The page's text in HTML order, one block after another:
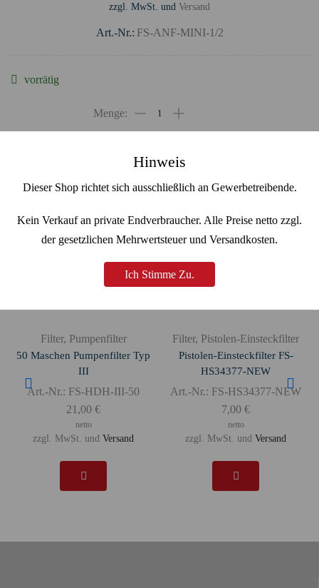
Hinweis
Dieser Shop richtet sich ausschließlich an Gewerbetreibende.
Kein Verkauf an private Endverbraucher. Alle Preise netto zzgl.
der gesetzlichen Mehrwertsteuer und Versandkosten.
Ich Stimme Zu.
zzgl. MwSt. und Versand
Art.-Nr.: FS-ANF-MINI-1/2
vorrätig
IN DEN WARENKORB
Ähnliche Artikel
Filter, Pumpenfilter
50 Maschen Pumpenfilter Typ
III
Art.-Nr.: FS-HDH-III-50
21,00 €
netto
zzgl. MwSt. und Versand
Filter, Pistolen-Einsteckfilter
Pistolen-Einsteckfilter FS-
HS34377-NEW
Art.-Nr.: FS-HS34377-NEW
7,00 €
netto
zzgl. MwSt. und Versand